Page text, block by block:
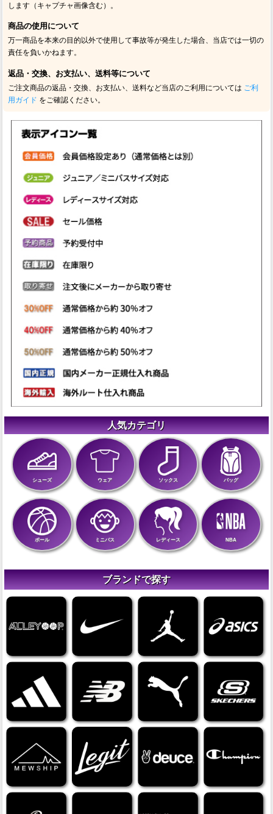
します（キャプチャ画像含む）。
商品の使用について
万一商品を本来の目的以外で使用して事故等が発生した場合、当店では一切の
責任を負いかねます。
返品・交換、お支払い、送料等について
ご注文商品の返品・交換、お支払い、送料など当店のご利用については ご利
用ガイド をご確認ください。
人気カテゴリ
シューズ ウェア ソックス バッグ
ボール ミニバス レディース NBA
ブランドで探す